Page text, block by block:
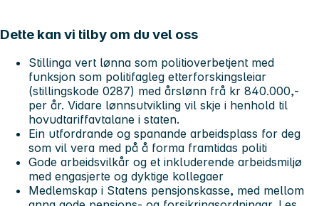
Dette kan vi tilby om du vel oss
Stillinga vert lønna som politioverbetjent med
funksjon som politifagleg etterforskingsleiar
(stillingskode 0287) med årslønn frå kr 840.000,-
per år. Vidare lønnsutvikling vil skje i henhold til
hovudtariffavtalane i staten.
Ein utfordrande og spanande arbeidsplass for deg
som vil vera med på å forma framtidas politi
Gode arbeidsvilkår og et inkluderende arbeidsmiljø
med engasjerte og dyktige kollegaer
Medlemskap i Statens pensjonskasse, med mellom